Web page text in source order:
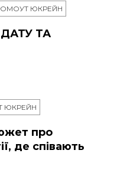
ЮКРЕЙН
ТА
ЮКРЕЙН
про
де співають